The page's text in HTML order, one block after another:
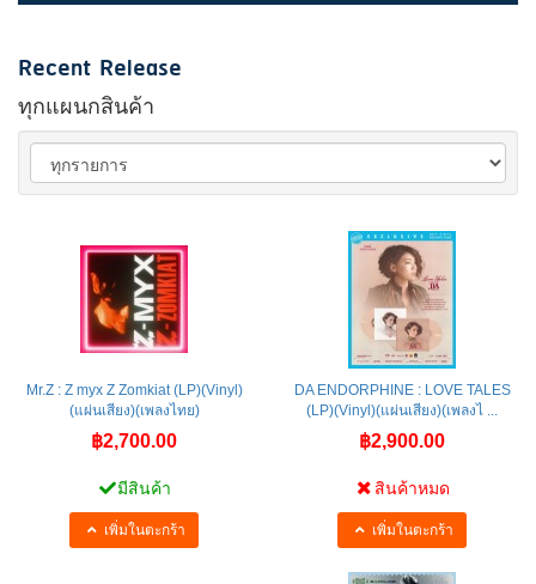
Recent Release
ทุกแผนกสินค้า
Mr.Z : Z myx Z Zomkiat (LP)(Vinyl)
(แผ่นเสียง)(เพลงไทย)
฿2,700.00
มีสินค้า
เพิ่มในตะกร้า
DA ENDORPHINE : LOVE TALES
(LP)(Vinyl)(แผ่นเสียง)(เพลงไ ...
฿2,900.00
สินค้าหมด
เพิ่มในตะกร้า